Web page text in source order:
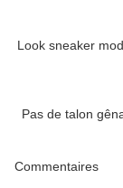
Look sneaker
Pas de talon
Commentaires